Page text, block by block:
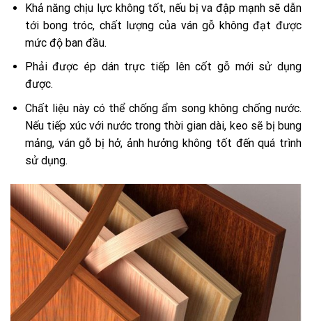
Khả năng chịu lực không tốt, nếu bị va đập mạnh sẽ dẫn
tới bong tróc, chất lượng của ván gỗ không đạt được
mức độ ban đầu.
Phải được ép dán trực tiếp lên cốt gỗ mới sử dụng
được.
Chất liệu này có thể chống ẩm song không chống nước.
Nếu tiếp xúc với nước trong thời gian dài, keo sẽ bị bung
mảng, ván gỗ bị hở, ảnh hưởng không tốt đến quá trình
sử dụng.